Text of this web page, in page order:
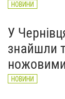
НОВИНИ
У
знайшли
НОВИНИ